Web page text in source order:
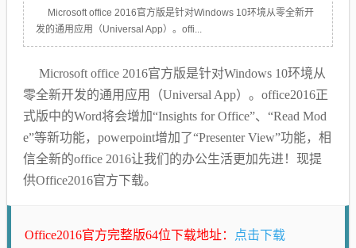
Microsoft office 2016官方版是针对Windows 10环境从零全新开
发的通用应用（Universal App）。offi...
Microsoft office 2016官方版是针对Windows 10环境从
零全新开发的通用应用（Universal App）。office2016正
式版中的Word将会增加“Insights for Office”、“Read Mod
e”等新功能，powerpoint增加了“Presenter View”功能，相
信全新的office 2016让我们的办公生活更加先进！现提
供Office2016官方下载。
Office2016官方完整版64位下载地址： 点击下载